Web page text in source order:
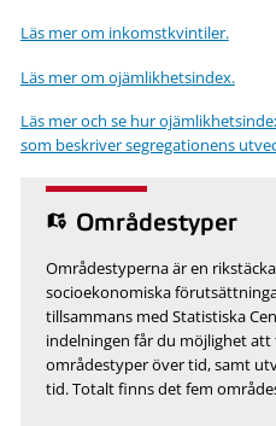
Läs mer om inkomstkvintiler.
Läs mer om ojämlikhetsindex.
Läs mer och se hur
som beskriver segregationens
Områdestyper
Områdestyperna är en
socioekonomiska
tillsammans med Statistiska
indelningen får du möjlighet
områdestyper över tid, samt
tid. Totalt finns det fem